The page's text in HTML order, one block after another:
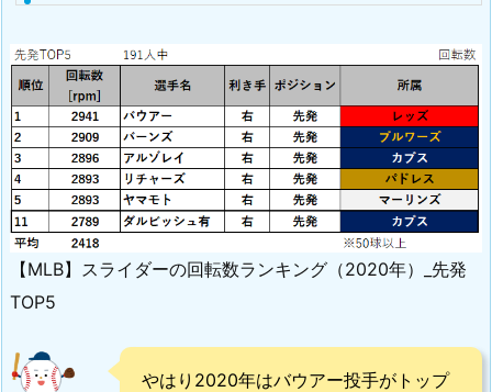
【MLB】スライダーの回転数ランキング（2020年）_先発
TOP5
やはり2020年はバウアー投手がトップ